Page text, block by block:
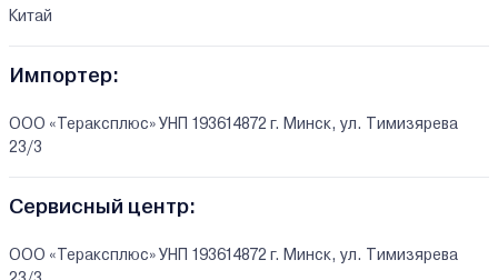
Китай
Импортер:
ООО «Тераксплюс» УНП 193614872 г. Минск, ул. Тимизярева
23/3
Сервисный центр:
ООО «Тераксплюс» УНП 193614872 г. Минск, ул. Тимизярева